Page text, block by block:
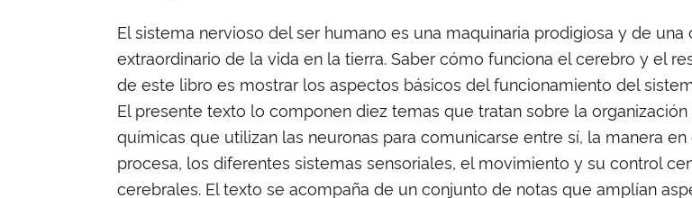
El sistema nervioso del ser humano es una maquinaria prodigiosa y de
extraordinario de la vida en la tierra. Saber cómo funciona el cerebro y el
de este libro es mostrar los aspectos básicos del funcionamiento del
El presente texto lo componen diez temas que tratan sobre la
químicas que utilizan las neuronas para comunicarse entre sí, la manera
procesa, los diferentes sistemas sensoriales, el movimiento y su control
cerebrales. El texto se acompaña de un conjunto de notas que amplían